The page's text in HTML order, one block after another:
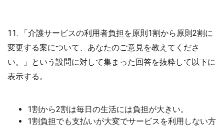
11. 「介護サービスの利用者負担を原則1割から原則2割に
変更する案について、あなたのご意見を教えてくださ
い。」という設問に対して集まった回答を抜粋して以下に
表示する。
1割から2割は毎日の生活には負担が大きい。
1割負担でも支払いが大変でサービスを利用しない方